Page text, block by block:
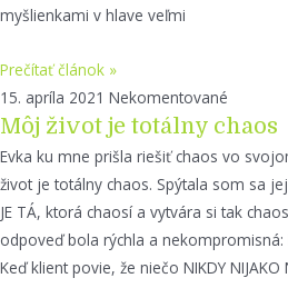
myšlienkami v hlave veľmi
Prečítať článok »
15. apríla 2021 Nekomentované
Môj život je totálny chaos
Evka ku mne prišla riešiť chaos vo
život je totálny chaos. Spýtala som sa
JE TÁ, ktorá chaosí a vytvára si tak
odpoveď bola rýchla a nekompromisná:
Keď klient povie, že niečo NIKDY NIJAKO